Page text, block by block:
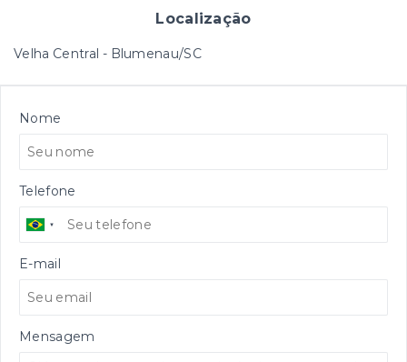
Localização
Velha Central - Blumenau/SC
Nome
Telefone
E-mail
Mensagem